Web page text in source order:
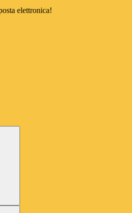
elettronica!